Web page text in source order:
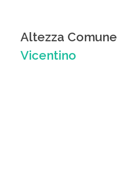
Altezza Comune
Vicentino